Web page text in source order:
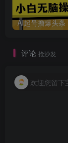
评论 抢沙发
欢迎您留下